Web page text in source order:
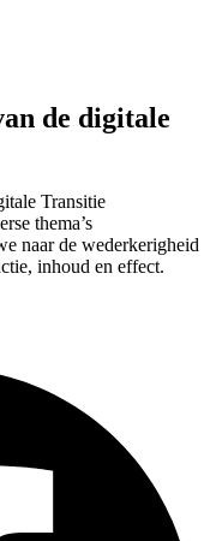
de digitale
Transitie
thema’s
naar de wederkerigheid
inhoud en effect.